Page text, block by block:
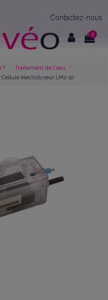
Contactez-nous
0
?
Traitement de l'eau
Cellule électrolyseur LM2-10